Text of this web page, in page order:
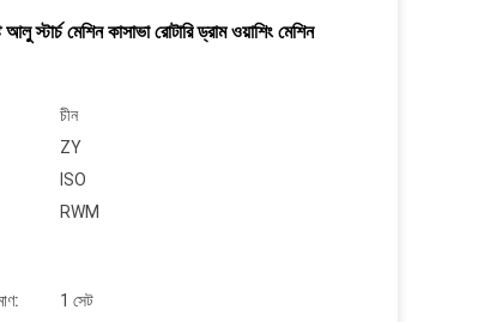
আলু স্টার্চ মেশিন কাসাভা রোটারি ড্রাম ওয়াশিং মেশিন
চীন
ZY
ISO
RWM
1 সেট